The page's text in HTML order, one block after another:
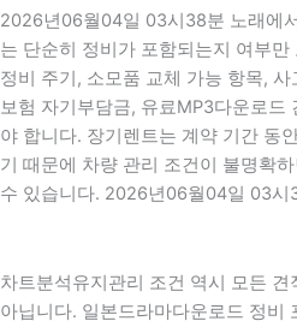
2026년06월04일 03시38분 노래에
는 단순히 정비가 포함되는지 여부
정비 주기, 소모품 교체 가능 항목,
보험 자기부담금, 유료MP3다운로드
야 합니다. 장기렌트는 계약 기간 동
기 때문에 차량 관리 조건이 불명확
수 있습니다. 2026년06월04일 03시
차트분석유지관리 조건 역시 모든
아닙니다. 일본드라마다운로드 정비